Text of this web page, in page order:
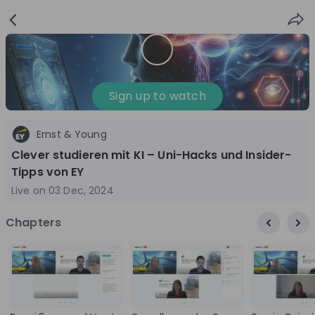
Login
up
Follow Share
EY Germany
Management Consulting, Accounting
10'000+
Overview Live streams Recordings
Sign up to watch
Ernst & Young
Clever studieren mit KI – Uni-Hacks und Insider-
Tipps von EY
Live on 03 Dec, 2024
Chapters